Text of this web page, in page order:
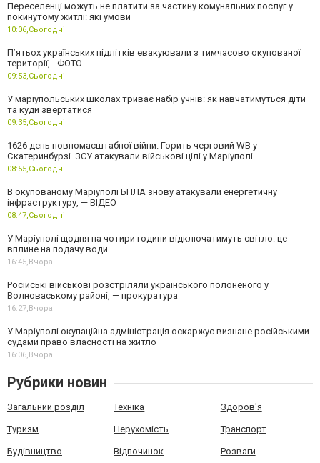
Переселенці можуть не платити за частину комунальних послуг у
покинутому житлі: які умови
10:06,Сьогодні
П’ятьох українських підлітків евакуювали з тимчасово окупованої
території, - ФОТО
09:53,Сьогодні
У маріупольських школах триває набір учнів: як навчатимуться діти
та куди звертатися
09:35,Сьогодні
1626 день повномасштабної війни. Горить черговий WB у
Єкатеринбурзі. ЗСУ атакували військові цілі у Маріуполі
08:55,Сьогодні
В окупованому Маріуполі БПЛА знову атакували енергетичну
інфраструктуру, — ВІДЕО
08:47,Сьогодні
У Маріуполі щодня на чотири години відключатимуть світло: це
вплине на подачу води
16:45,Вчора
Російські військові розстріляли українського полоненого у
Волноваському районі, — прокуратура
16:27,Вчора
У Маріуполі окупаційна адміністрація оскаржує визнане російськими
судами право власності на житло
16:06,Вчора
Рубрики новин
Загальний розділ Техніка Здоров'я
Туризм Нерухомість Транспорт
Будівництво Відпочинок Розваги